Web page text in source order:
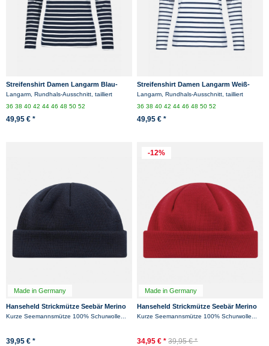
Streifenshirt Damen Langarm Blau-
Weiß Gestreift Ringelshirt
Langarm, Rundhals-Ausschnitt, tailliert
363840424446485052
49,95 € *
Streifenshirt Damen Langarm Weiß-
Blau Gestreift Ringelshirt
Langarm, Rundhals-Ausschnitt, tailliert
363840424446485052
49,95 € *
Made in Germany
Hanseheld Strickmütze Seebär Merino
Dockermütze kurz flach - Dunkelblau
Kurze Seemannsmütze 100% Schurwolle...
39,95 € *
-12%
Made in Germany
Hanseheld Strickmütze Seebär Merino
Dockermütze kurz flach - Rot
Kurze Seemannsmütze 100% Schurwolle...
34,95 € * 39,95 € *